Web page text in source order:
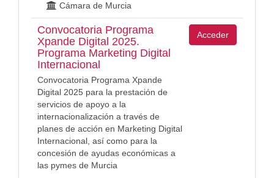
Cámara de Murcia
Convocatoria Programa
Xpande Digital 2025.
Programa Marketing Digital
Internacional
Convocatoria Programa Xpande
Digital 2025 para la prestación de
servicios de apoyo a la
internacionalización a través de
planes de acción en Marketing Digital
Internacional, así como para la
concesión de ayudas económicas a
las pymes de Murcia
Acceder